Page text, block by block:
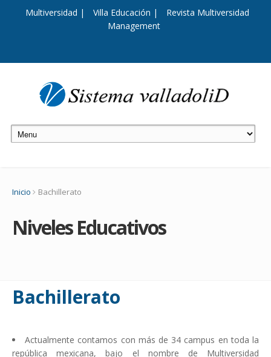
Multiversidad | Villa Educación |
Revista Multiversidad
Management
Inicio Bachillerato
Niveles Educativos
Bachillerato
Actualmente contamos con más de 34 campus en toda la
república mexicana, bajo el nombre de Multiversidad